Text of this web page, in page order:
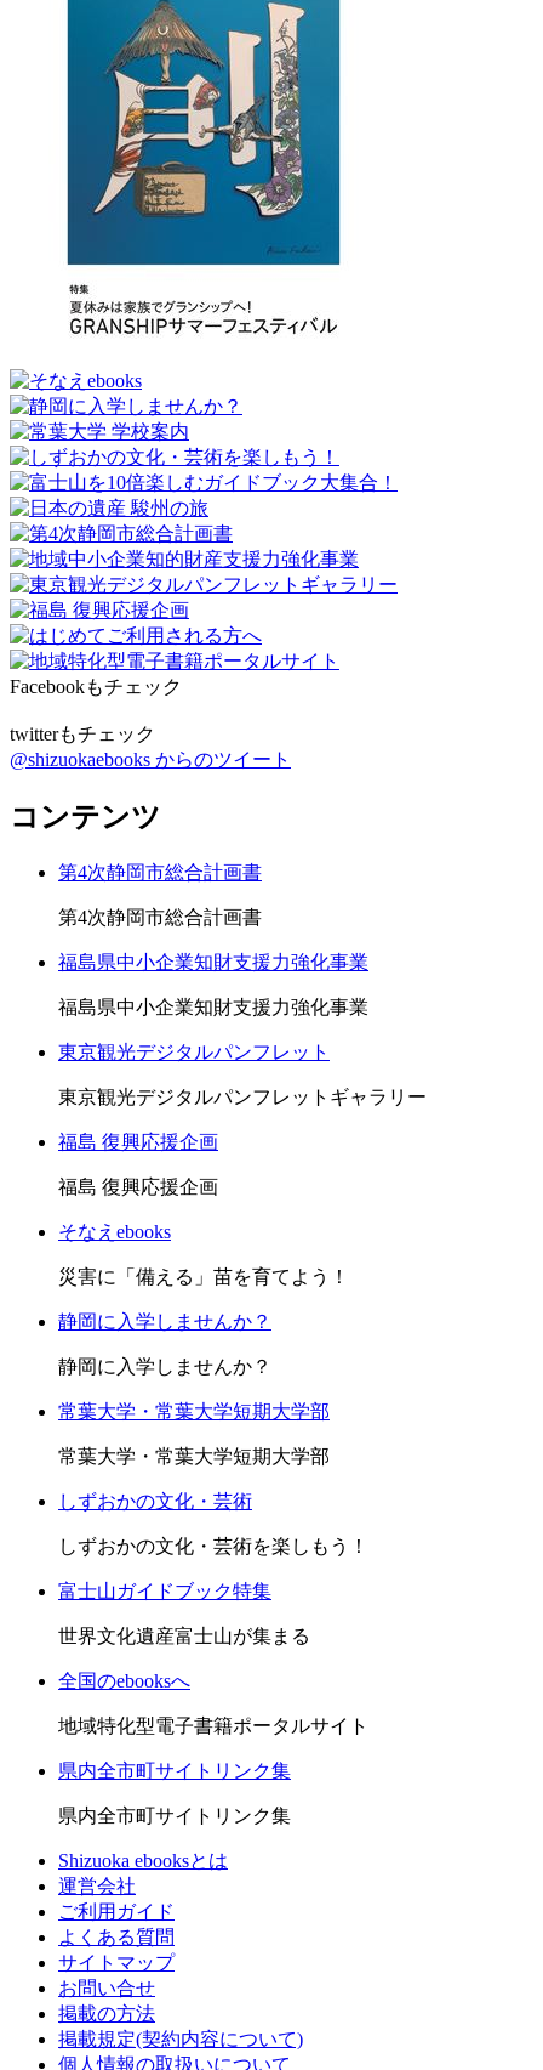
Facebookもチェック
twitterもチェック
@shizuokaebooks からのツイート
コンテンツ
第4次静岡市総合計画書
第4次静岡市総合計画書
福島県中小企業知財支援力強化事業
福島県中小企業知財支援力強化事業
東京観光デジタルパンフレット
東京観光デジタルパンフレットギャラリー
福島 復興応援企画
福島 復興応援企画
そなえebooks
災害に「備える」苗を育てよう！
静岡に入学しませんか？
静岡に入学しませんか？
常葉大学・常葉大学短期大学部
常葉大学・常葉大学短期大学部
しずおかの文化・芸術
しずおかの文化・芸術を楽しもう！
富士山ガイドブック特集
世界文化遺産富士山が集まる
全国のebooksへ
地域特化型電子書籍ポータルサイト
県内全市町サイトリンク集
県内全市町サイトリンク集
Shizuoka ebooksとは
運営会社
ご利用ガイド
よくある質問
サイトマップ
お問い合せ
掲載の方法
掲載規定(契約内容について)
個人情報の取扱いについて